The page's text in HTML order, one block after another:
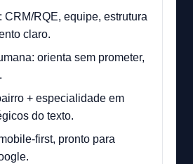
CRM/RQE, equipe, estrutura
claro.
orienta sem prometer,
+ especialidade em
do texto.
first, pronto para